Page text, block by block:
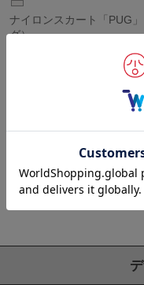
ナイロンスカート「PUG
グ）
新着順